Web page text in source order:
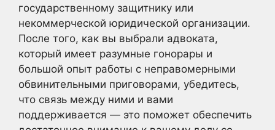
государственному защитнику или
некоммерческой юридической организации.
После того, как вы выбрали адвоката,
который имеет разумные гонорары и
большой опыт работы с неправомерными
обвинительными приговорами, убедитесь,
что связь между ними и вами
поддерживается — это поможет обеспечить